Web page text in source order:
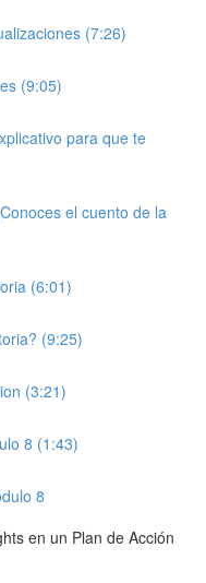
(7:26)
(9:05)
para que te
el cuento de la
(6:01)
(9:25)
(3:21)
8 (1:43)
8
en un Plan de Acción